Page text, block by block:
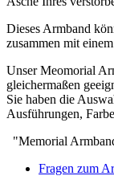
Dieses Armband
zusammen mit
Unser Meomorial
gleichermaßen
Sie haben die
Ausführungen,
"Memorial
Fragen zum